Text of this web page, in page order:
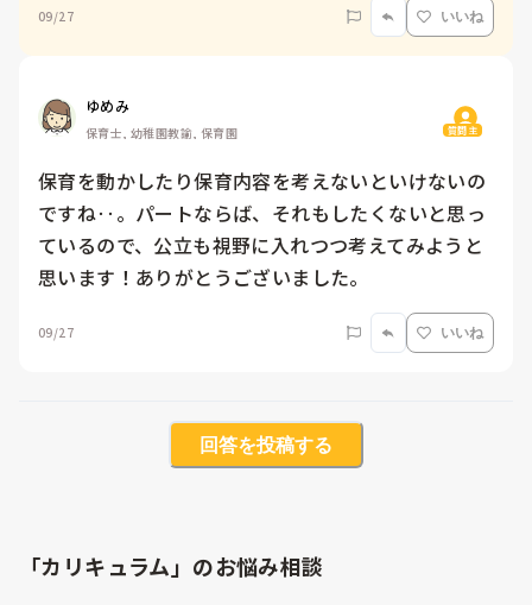
09/27 いいね
ゆめみ
保育士, 幼稚園教諭, 保育園 質問主
保育を動かしたり保育内容を考えないといけないの
ですね‥。パートならば、それもしたくないと思っ
ているので、公立も視野に入れつつ考えてみようと
思います！ありがとうございました。
09/27 いいね
回答を投稿する
「カリキュラム」のお悩み相談